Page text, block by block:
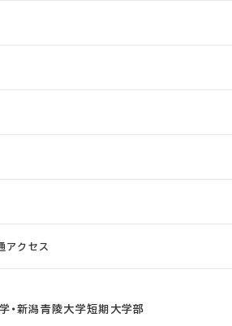
アクセス
・新潟青陵大学短期大学部